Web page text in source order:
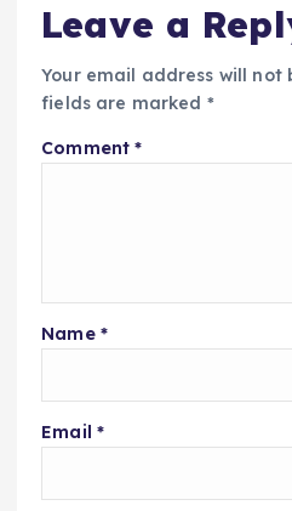
Leave a
Your email address will not
fields are marked *
Comment*
Name *
Email *